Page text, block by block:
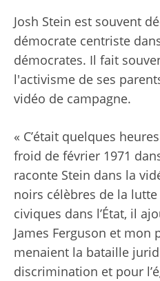
Josh Stein est souvent
démocrate centriste
démocrates. Il fait
l'activisme de ses
vidéo de campagne.
« C’était quelques
froid de février 1971
raconte Stein dans la
noirs célèbres de la
civiques dans l’État, il
James Ferguson et mon
menaient la bataille
discrimination et pour